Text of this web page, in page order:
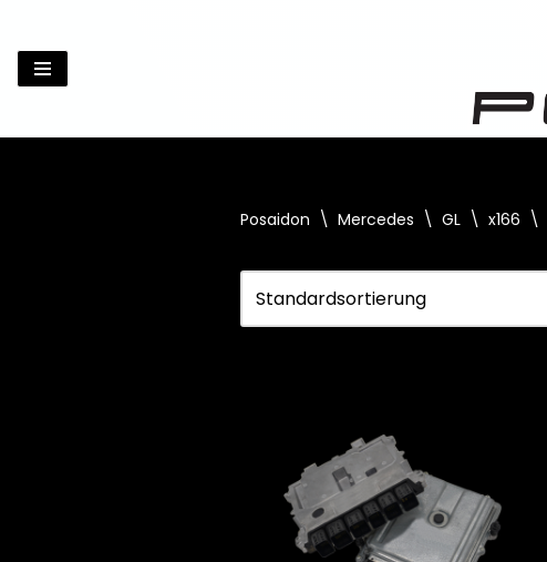
Zum
Inhalt
Posaidon \ Mercedes \ GL \ x166 \